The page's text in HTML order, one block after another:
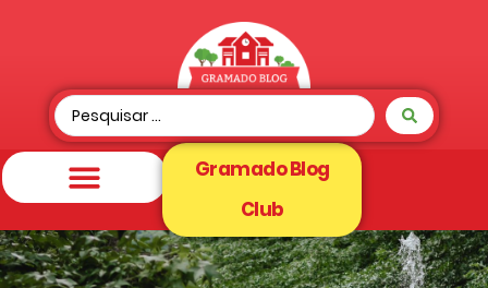
Gramado Blog
Club